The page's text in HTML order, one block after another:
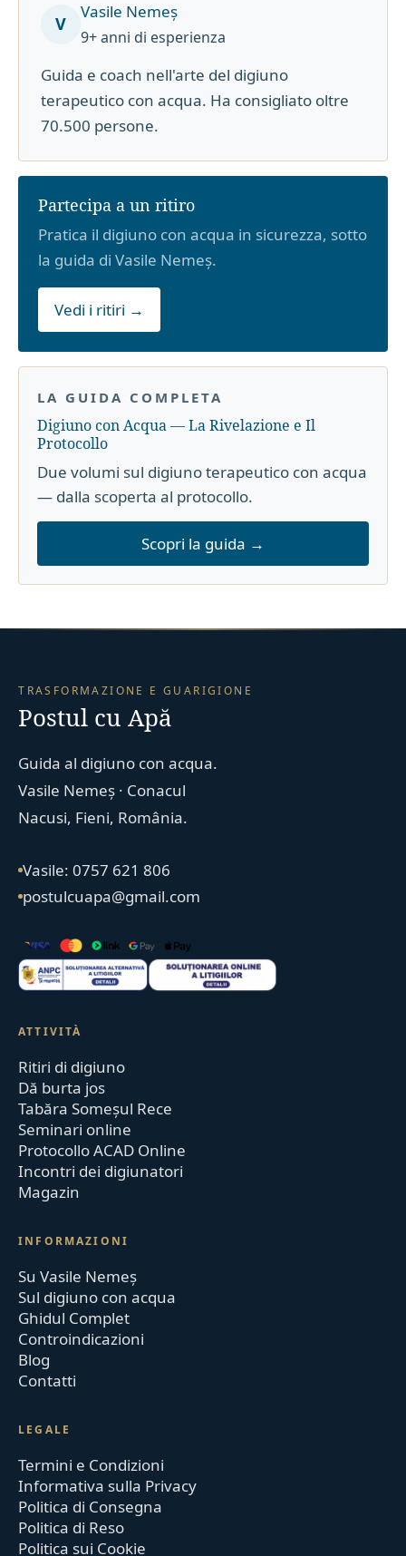
V
Vasile Nemeș
9+ anni di esperienza
Guida e coach nell'arte del digiuno
terapeutico con acqua. Ha consigliato oltre
70.500 persone.
Partecipa a un ritiro
Pratica il digiuno con acqua in sicurezza, sotto
la guida di Vasile Nemeș.
Vedi i ritiri →
LA GUIDA COMPLETA
Digiuno con Acqua — La Rivelazione e Il
Protocollo
Due volumi sul digiuno terapeutico con acqua
— dalla scoperta al protocollo.
Scopri la guida →
TRASFORMAZIONE E GUARIGIONE
Postul cu Apă
Guida al digiuno con acqua.
Vasile Nemeș · Conacul
Nacusi, Fieni, România.
Vasile: 0757 621 806
postulcuapa@gmail.com
ATTIVITÀ
Ritiri di digiuno
Dă burta jos
Tabăra Someșul Rece
Seminari online
Protocollo ACAD Online
Incontri dei digiunatori
Magazin
INFORMAZIONI
Su Vasile Nemeș
Sul digiuno con acqua
Ghidul Complet
Controindicazioni
Blog
Contatti
LEGALE
Termini e Condizioni
Informativa sulla Privacy
Politica di Consegna
Politica di Reso
Politica sui Cookie